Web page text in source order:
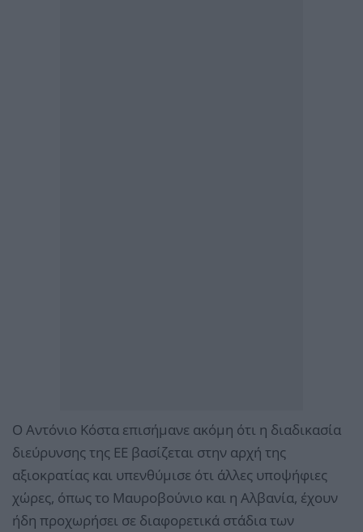
Ο Αντόνιο Κόστα επισήμανε ακόμη ότι η διαδικασία
διεύρυνσης της ΕΕ βασίζεται στην αρχή της
αξιοκρατίας και υπενθύμισε ότι άλλες υποψήφιες
χώρες, όπως το Μαυροβούνιο και η Αλβανία, έχουν
ήδη προχωρήσει σε διαφορετικά στάδια των